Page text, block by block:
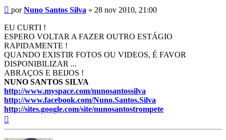
Mensagem
porNuno Santos Silva » 28 nov 2010, 21:00
EU CURTI !
ESPERO VOLTAR A FAZER OUTRO ESTÁGIO
RAPIDAMENTE !
QUANDO EXISTIR FOTOS OU VIDEOS, É FAVOR
DISPONIBILIZAR ...
ABRAÇOS E BEIJOS !
NUNO SANTOS SILVA
http://www.myspace.com/nunosantossilva
http://www.facebook.com/Nuno.Santos.Silva
http://sites.google.com/site/nunosantostrompete